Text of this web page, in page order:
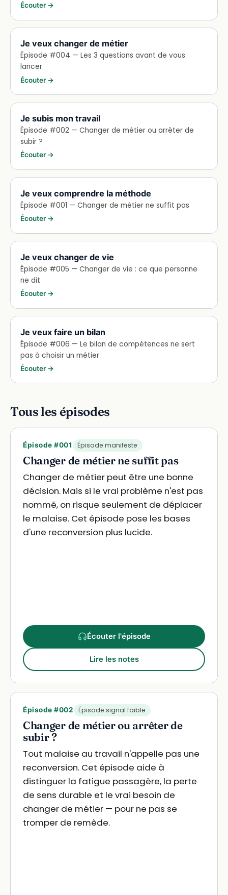
Écouter →
Je veux changer de métier
Épisode #004 — Les 3 questions avant de vous
lancer
Écouter →
Je subis mon travail
Épisode #002 — Changer de métier ou arrêter de
subir ?
Écouter →
Je veux comprendre la méthode
Épisode #001 — Changer de métier ne suffit pas
Écouter →
Je veux changer de vie
Épisode #005 — Changer de vie : ce que personne
ne dit
Écouter →
Je veux faire un bilan
Épisode #006 — Le bilan de compétences ne sert
pas à choisir un métier
Écouter →
Tous les épisodes
Épisode #001 Épisode manifeste
Changer de métier ne suffit pas
Changer de métier peut être une bonne
décision. Mais si le vrai problème n'est pas
nommé, on risque seulement de déplacer
le malaise. Cet épisode pose les bases
d'une reconversion plus lucide.
Écouter l'épisode
Lire les notes
Épisode #002 Épisode signal faible
Changer de métier ou arrêter de
subir ?
Tout malaise au travail n'appelle pas une
reconversion. Cet épisode aide à
distinguer la fatigue passagère, la perte
de sens durable et le vrai besoin de
changer de métier — pour ne pas se
tromper de remède.